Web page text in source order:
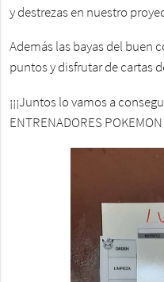
y destrezas en nuestro
Además las bayas del buen
puntos y disfrutar de cartas
¡¡¡Juntos lo vamos a
ENTRENADORES